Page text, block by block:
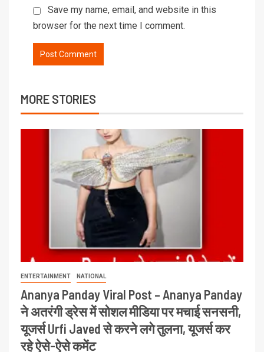
Save my name, email, and website in this
browser for the next time I comment.
MORE STORIES
ENTERTAINMENT NATIONAL
Ananya Panday Viral Post – Ananya Panday
ने अतरंगी ड्रेस में सोशल मीडिया पर मचाई सनसनी,
यूजर्स Urfi Javed से करने लगे तुलना, यूजर्स कर
रहे ऐसे-ऐसे कमेंट